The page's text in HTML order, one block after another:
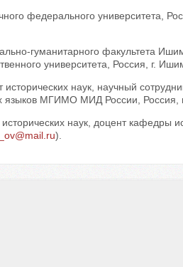
федерального университета,
гуманитарного факультета
университета, Россия, г.
исторических наук, научный
языков МГИМО МИД России, Россия,
наук, доцент кафедры
).